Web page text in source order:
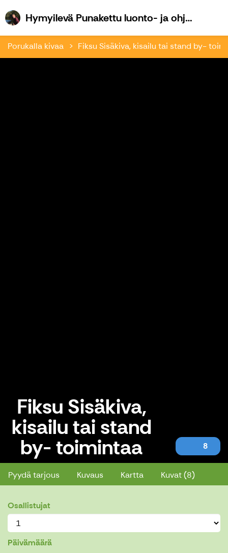
Hymyilevä Punakettu luonto- ja ohjelmapalvelu
Porukalla kivaa Fiksu Sisäkiva, kisailu tai stand by-
Fiksu Sisäkiva,
kisailu tai stand
by- toimintaa 8Fiksu Sisäkiva, kisailu tai stand by- toimintaa
Pyydä tarjous Kuvaus Kartta Kuvat (8)
Osallistujat
Päivämäärä